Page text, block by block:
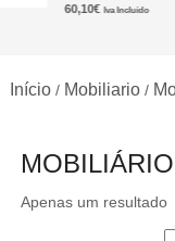
60,10€ Iva Incluido
Início/ Mobiliario/
Apenas um resultado